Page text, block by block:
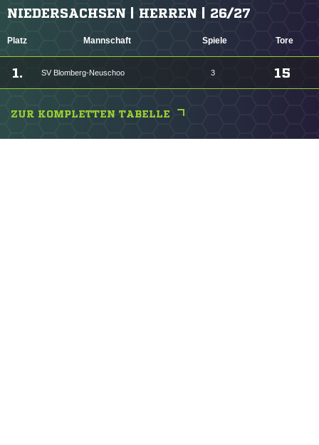
NIEDERSACHSEN | HERREN | 26/27
Platz Mannschaft Spiele Tore
1. SV Blomberg-Neuschoo 3 15
ZUR KOMPLETTEN TABELLE